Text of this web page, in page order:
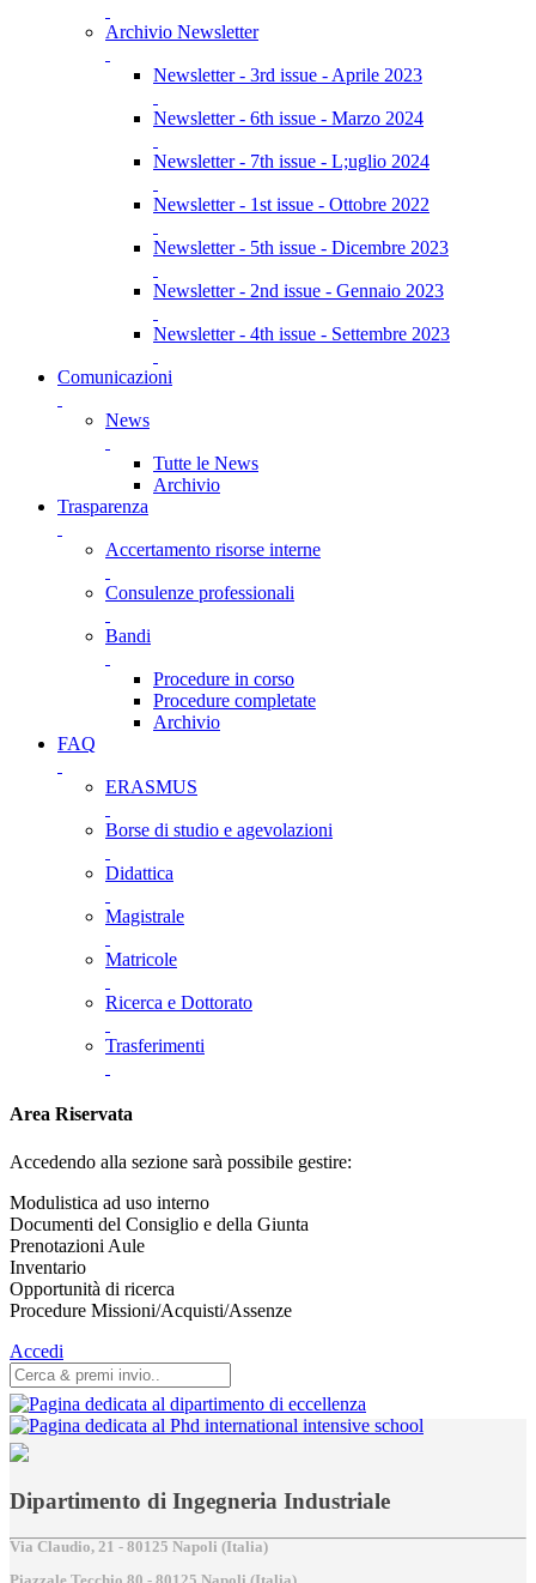
Archivio Newsletter
Newsletter - 3rd issue - Aprile 2023
Newsletter - 6th issue - Marzo 2024
Newsletter - 7th issue - L;uglio 2024
Newsletter - 1st issue - Ottobre 2022
Newsletter - 5th issue - Dicembre 2023
Newsletter - 2nd issue - Gennaio 2023
Newsletter - 4th issue - Settembre 2023
Comunicazioni
News
Tutte le News
Archivio
Trasparenza
Accertamento risorse interne
Consulenze professionali
Bandi
Procedure in corso
Procedure completate
Archivio
FAQ
ERASMUS
Borse di studio e agevolazioni
Didattica
Magistrale
Matricole
Ricerca e Dottorato
Trasferimenti
Area Riservata
Accedendo alla sezione sarà possibile gestire:
Modulistica ad uso interno
Documenti del Consiglio e della Giunta
Prenotazioni Aule
Inventario
Opportunità di ricerca
Procedure Missioni/Acquisti/Assenze
Accedi
Dipartimento di Ingegneria Industriale
Via Claudio, 21 - 80125 Napoli (Italia)